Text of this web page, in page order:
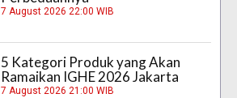
7 August 2026 22:00 WIB
5 Kategori Produk yang Akan
Ramaikan IGHE 2026 Jakarta
7 August 2026 21:00 WIB